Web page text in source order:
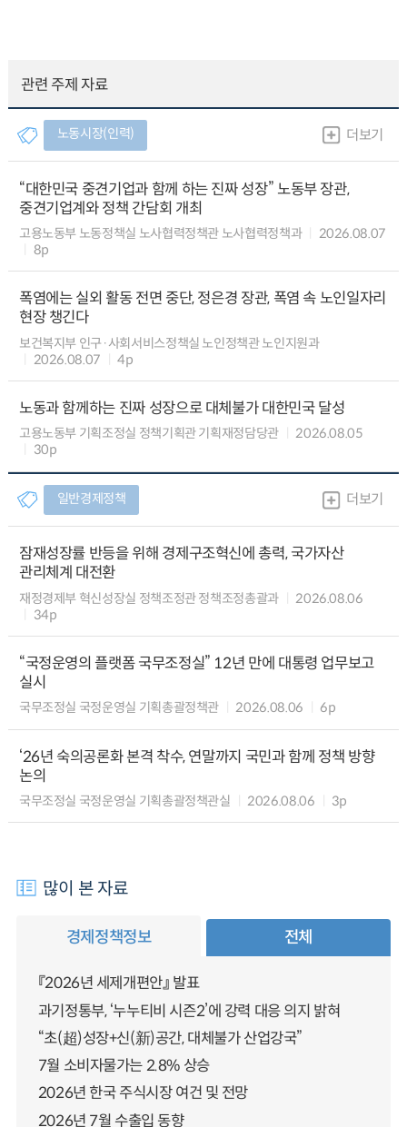
관련 주제 자료
노동시장(인력) 더보기
“대한민국 중견기업과 함께 하는 진짜 성장” 노동부 장관,
중견기업계와 정책 간담회 개최
고용노동부 노동정책실 노사협력정책관 노사협력정책과
2026.08.07
8p
폭염에는 실외 활동 전면 중단, 정은경 장관, 폭염 속 노인일자리
현장 챙긴다
보건복지부 인구·사회서비스정책실 노인정책관 노인지원과
2026.08.07
4p
노동과 함께하는 진짜 성장으로 대체불가 대한민국 달성
고용노동부 기획조정실 정책기획관 기획재정담당관
2026.08.05
30p
일반경제정책 더보기
잠재성장률 반등을 위해 경제구조혁신에 총력, 국가자산
관리체계 대전환
재정경제부 혁신성장실 정책조정관 정책조정총괄과
2026.08.06
34p
“국정운영의 플랫폼 국무조정실” 12년 만에 대통령 업무보고
실시
국무조정실 국정운영실 기획총괄정책관 2026.08.06 6p
‘26년 숙의공론화 본격 착수, 연말까지 국민과 함께 정책 방향
논의
국무조정실 국정운영실 기획총괄정책관실 2026.08.06 3p
많이 본 자료
경제정책정보 전체
『2026년 세제개편안』 발표
과기정통부, ‘누누티비 시즌2’에 강력 대응 의지 밝혀
“초(超)성장+신(新)공간, 대체불가 산업강국”
7월 소비자물가는 2.8% 상승
2026년 한국 주식시장 여건 및 전망
2026년 7월 수출입 동향